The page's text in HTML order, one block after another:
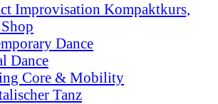
Improvisation Kompaktkurs,
Dance
Dance
Core & Mobility
Tanz